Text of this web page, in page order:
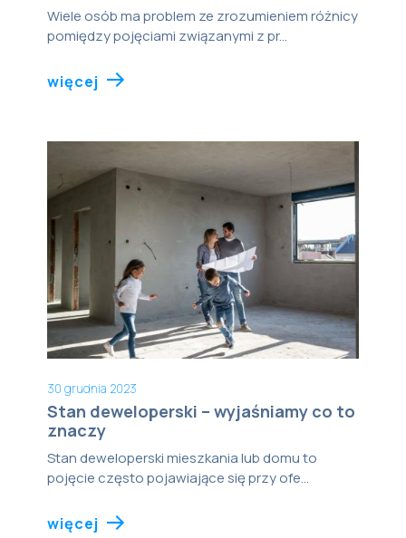
Wiele osób ma problem ze zrozumieniem różnicy
pomiędzy pojęciami związanymi z pr...
więcej
30 grudnia 2023
Stan deweloperski – wyjaśniamy co to
znaczy
Stan deweloperski mieszkania lub domu to
pojęcie często pojawiające się przy ofe...
więcej